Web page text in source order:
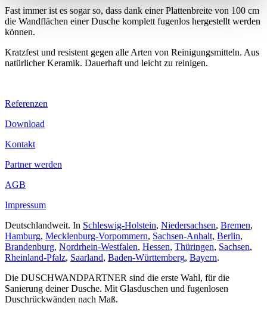
Fast immer ist es sogar so, dass dank einer Plattenbreite von 100 cm
die Wandflächen einer Dusche komplett fugenlos hergestellt werden
können.
Kratzfest und resistent gegen alle Arten von Reinigungsmitteln. Aus
natürlicher Keramik. Dauerhaft und leicht zu reinigen.
Referenzen
Download
Kontakt
Partner werden
AGB
Impressum
Deutschlandweit. In Schleswig-Holstein, Niedersachsen, Bremen,
Hamburg, Mecklenburg-Vorpommern, Sachsen-Anhalt, Berlin,
Brandenburg, Nordrhein-Westfalen, Hessen, Thüringen, Sachsen,
Rheinland-Pfalz, Saarland, Baden-Württemberg, Bayern.
Die DUSCHWANDPARTNER sind die erste Wahl, für die
Sanierung deiner Dusche. Mit Glasduschen und fugenlosen
Duschrückwänden nach Maß.